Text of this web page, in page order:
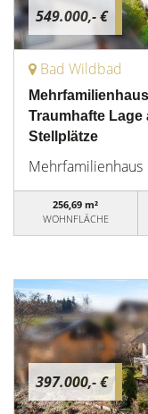
549.000,- €
Bad Wildbad
Traumhafte Lage
Stellplätze
Mehrfamilienhaus
256,69 m²
WOHNFLÄCHE
397.000,- €